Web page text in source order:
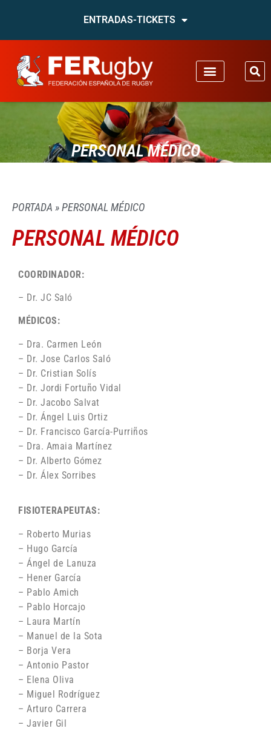
ENTRADAS-TICKETS
PERSONAL MÉDICO
PORTADA »PERSONAL MÉDICO
PERSONAL MÉDICO
COORDINADOR:
– Dr. JC Saló
MÉDICOS:
– Dra. Carmen León
– Dr. Jose Carlos Saló
– Dr. Cristian Solís
– Dr. Jordi Fortuño Vidal
– Dr. Jacobo Salvat
– Dr. Ángel Luis Ortiz
– Dr. Francisco García-Purriños
– Dra. Amaia Martínez
– Dr. Alberto Gómez
– Dr. Álex Sorribes
FISIOTERAPEUTAS:
– Roberto Murias
– Hugo García
– Ángel de Lanuza
– Hener García
– Pablo Amich
– Pablo Horcajo
– Laura Martín
– Manuel de la Sota
– Borja Vera
– Antonio Pastor
– Elena Oliva
– Miguel Rodríguez
– Arturo Carrera
– Javier Gil